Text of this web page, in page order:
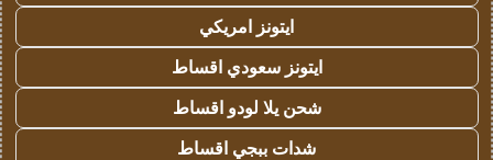
ايتونز امريكي
ايتونز سعودي اقساط
شحن يلا لودو اقساط
شدات ببجي اقساط